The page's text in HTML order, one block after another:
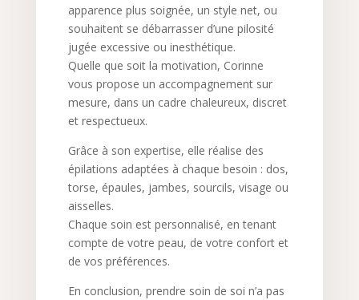
apparence plus soignée, un style net, ou
souhaitent se débarrasser d’une pilosité
jugée excessive ou inesthétique.
Quelle que soit la motivation, Corinne
vous propose un accompagnement sur
mesure, dans un cadre chaleureux, discret
et respectueux.
Grâce à son expertise, elle réalise des
épilations adaptées à chaque besoin : dos,
torse, épaules, jambes, sourcils, visage ou
aisselles.
Chaque soin est personnalisé, en tenant
compte de votre peau, de votre confort et
de vos préférences.
En conclusion, prendre soin de soi n’a pas